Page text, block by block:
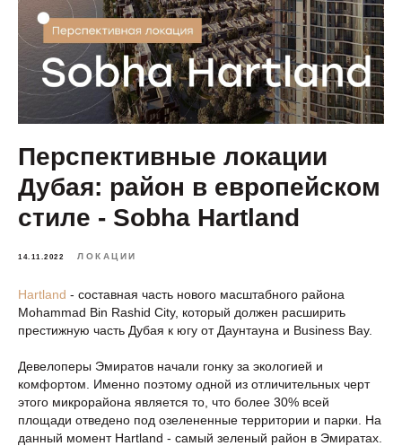
Перспективные локации
Дубая: район в европейском
стиле - Sobha Hartland
14.11.2022 ЛОКАЦИИ
Hartland - составная часть нового масштабного района
Mohammad Bin Rashid City, который должен расширить
престижную часть Дубая к югу от Даунтауна и Business Bay.
Девелоперы Эмиратов начали гонку за экологией и
комфортом. Именно поэтому одной из отличительных черт
этого микрорайона является то, что более 30% всей
площади отведено под озелененные территории и парки. На
данный момент Hartland - самый зеленый район в Эмиратах.